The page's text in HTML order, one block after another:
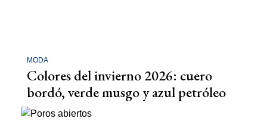
MODA
Colores del invierno 2026: cuero
bordó, verde musgo y azul petróleo